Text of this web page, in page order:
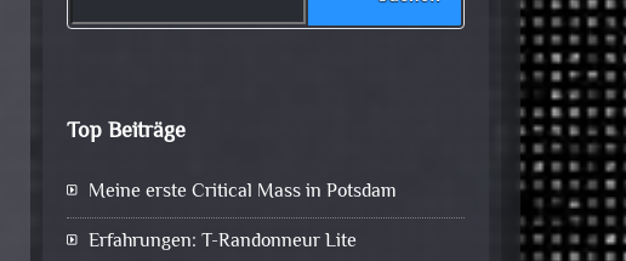
Top Beiträge
Meine erste Critical Mass in Potsdam
Erfahrungen: T-Randonneur Lite